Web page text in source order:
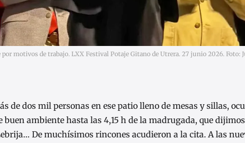
motivos de trabajo. LXX Festival Potaje Gitano de Utrera. 27 junio 2026. Foto:
de dos mil personas en ese patio lleno de mesas y sillas,
ambiente hasta las 4,15 h de la madrugada, que
De muchísimos rincones acudieron a la cita. A las